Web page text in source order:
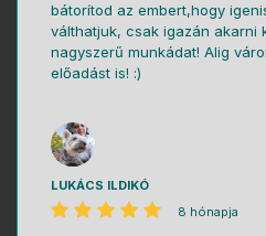
bátorítod az embert,hogy
válthatjuk, csak igazán akarni
nagyszerű munkádat! Alig
előadást is! :)
LUKÁCS ILDIKÓ
8 hónapja